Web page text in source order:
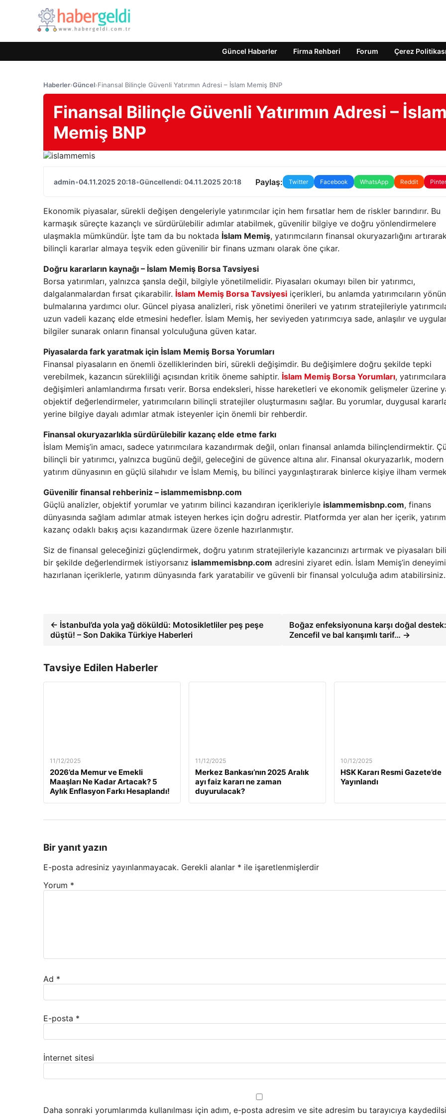
Güncel Haberler Firma Rehberi Forum Çerez Politikası
Haberler›Güncel›Finansal Bilinçle Güvenli Yatırımın Adresi – İslam Memiş BNP
Finansal Bilinçle Güvenli Yatırımın Adresi – İslam
Memiş BNP
admin•04.11.2025 20:18•Güncellendi: 04.11.2025 20:18 Paylaş: Twitter Facebook WhatsApp Reddit
Ekonomik piyasalar, sürekli değişen dengeleriyle yatırımcılar için hem fırsatlar hem de riskler barındırır. Bu
karmaşık süreçte kazançlı ve sürdürülebilir adımlar atabilmek, güvenilir bilgiye ve doğru yönlendirmelere
ulaşmakla mümkündür. İşte tam da bu noktada İslam Memiş, yatırımcıların finansal okuryazarlığını
bilinçli kararlar almaya teşvik eden güvenilir bir finans uzmanı olarak öne çıkar.
Doğru kararların kaynağı – İslam Memiş Borsa Tavsiyesi
Borsa yatırımları, yalnızca şansla değil, bilgiyle yönetilmelidir. Piyasaları okumayı bilen bir yatırımcı,
dalgalanmalardan fırsat çıkarabilir. İslam Memiş Borsa Tavsiyesi içerikleri, bu anlamda yatırımcıların
bulmalarına yardımcı olur. Güncel piyasa analizleri, risk yönetimi önerileri ve yatırım stratejileriyle
uzun vadeli kazanç elde etmesini hedefler. İslam Memiş, her seviyeden yatırımcıya sade, anlaşılır ve
bilgiler sunarak onların finansal yolculuğuna güven katar.
Piyasalarda fark yaratmak için İslam Memiş Borsa Yorumları
Finansal piyasaların en önemli özelliklerinden biri, sürekli değişimdir. Bu değişimlere doğru şekilde tepki
verebilmek, kazancın sürekliliği açısından kritik öneme sahiptir. İslam Memiş Borsa Yorumları,
değişimleri anlamlandırma fırsatı verir. Borsa endeksleri, hisse hareketleri ve ekonomik gelişmeler üzerine
objektif değerlendirmeler, yatırımcıların bilinçli stratejiler oluşturmasını sağlar. Bu yorumlar, duygusal
yerine bilgiye dayalı adımlar atmak isteyenler için önemli bir rehberdir.
Finansal okuryazarlıkla sürdürülebilir kazanç elde etme farkı
İslam Memiş’in amacı, sadece yatırımcılara kazandırmak değil, onları finansal anlamda bilinçlendirmektir.
bilinçli bir yatırımcı, yalnızca bugünü değil, geleceğini de güvence altına alır. Finansal okuryazarlık, modern
yatırım dünyasının en güçlü silahıdır ve İslam Memiş, bu bilinci yaygınlaştırarak binlerce kişiye ilham
Güvenilir finansal rehberiniz – islammemisbnp.com
Güçlü analizler, objektif yorumlar ve yatırım bilinci kazandıran içerikleriyle islammemisbnp.com, finans
dünyasında sağlam adımlar atmak isteyen herkes için doğru adrestir. Platformda yer alan her içerik,
kazanç odaklı bakış açısı kazandırmak üzere özenle hazırlanmıştır.
Siz de finansal geleceğinizi güçlendirmek, doğru yatırım stratejileriyle kazancınızı artırmak ve piyasaları
bir şekilde değerlendirmek istiyorsanız islammemisbnp.com adresini ziyaret edin. İslam Memiş’in
hazırlanan içeriklerle, yatırım dünyasında fark yaratabilir ve güvenli bir finansal yolculuğa adım atabilirsiniz.
← İstanbul’da yola yağ döküldü: Motosikletliler peş peşe
düştü! – Son Dakika Türkiye Haberleri
Boğaz enfeksiyonuna karşı doğal destek:
Zencefil ve bal karışımlı tarif… →
Tavsiye Edilen Haberler
11/12/2025
2026’da Memur ve Emekli
Maaşları Ne Kadar Artacak? 5
Aylık Enflasyon Farkı Hesaplandı!
11/12/2025
Merkez Bankası’nın 2025 Aralık
ayı faiz kararı ne zaman
duyurulacak?
10/12/2025
HSK Kararı Resmi Gazete’de
Yayınlandı
Bir yanıt yazın
E-posta adresiniz yayınlanmayacak. Gerekli alanlar * ile işaretlenmişlerdir
Yorum *
Ad *
E-posta *
İnternet sitesi
Daha sonraki yorumlarımda kullanılması için adım, e-posta adresim ve site adresim bu tarayıcıya